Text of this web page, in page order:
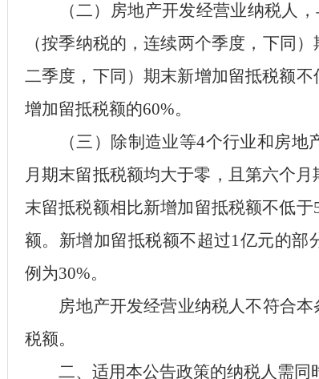
（二）房地产开发经营业纳税人，
（按季纳税的，连续两个季度，下同
二季度，下同）期末新增加留抵税额不
增加留抵税额的60%。
（三）除制造业等4个行业和房地
月期末留抵税额均大于零，且第六个
末留抵税额相比新增加留抵税额不低于
额。新增加留抵税额不超过1亿元的部
例为30%。
房地产开发经营业纳税人不符合本
税额。
二、适用本公告政策的纳税人需同